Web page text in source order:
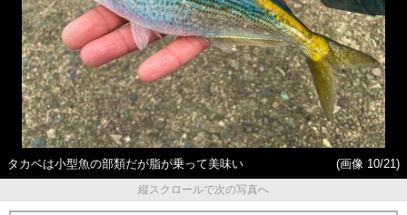
タカベは小型魚の部類だが脂が乗って美味い
(画像 10/21)
縦スクロールで次の写真へ